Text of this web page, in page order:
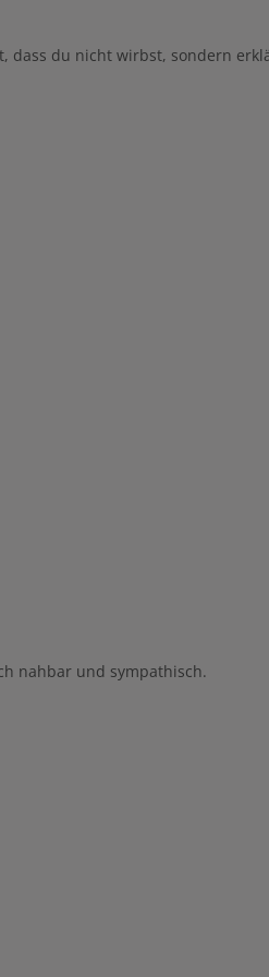
dass du nicht wirbst, sondern
nahbar und sympathisch.